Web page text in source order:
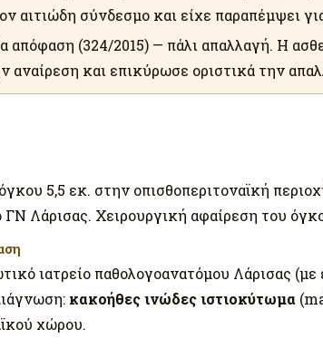
αιτιώδη σύνδεσμο και είχε παραπέμψει
απόφαση (324/2015) — πάλι απαλλαγή. Η
και επικύρωσε οριστικά την
5,5 εκ. στην οπισθοπεριτοναϊκή
ΓΝ Λάρισας. Χειρουργική αφαίρεση του
ιατρείο παθολογοανατόμου Λάρισας (με
κακοήθες ινώδες ιστιοκύτωμα
χώρου.